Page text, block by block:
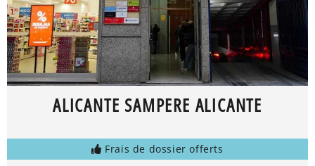
ALICANTE SAMPERE ALICANTE
Frais de dossier offerts